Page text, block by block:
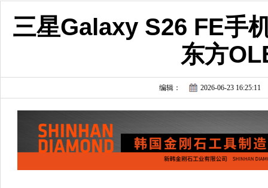
三星Galaxy S26 FE手
东方
编辑： 2026-06-23 16:25:11